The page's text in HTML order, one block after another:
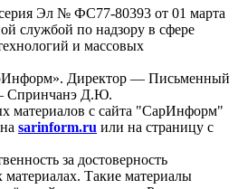
Эл № ФС77-80393 от 01 марта
службой по надзору в сфере
и массовых
Директор — Письменный
Спринчанэ Д.Ю.
материалов с сайта "СарИнформ"
sarinform.ru или на страницу с
за достоверность
Такие материалы